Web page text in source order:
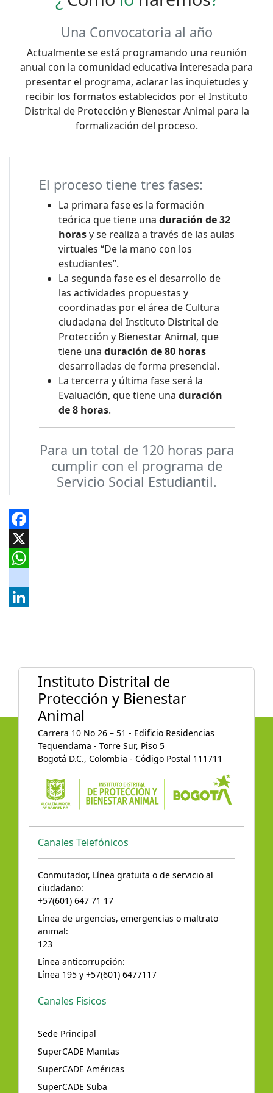
Una Convocatoria al año
Actualmente se está programando una reunión
anual con la comunidad educativa interesada para
presentar el programa, aclarar las inquietudes y
recibir los formatos establecidos por el Instituto
Distrital de Protección y Bienestar Animal para la
formalización del proceso.
El proceso tiene tres fases:
La primara fase es la formación
teórica que tiene una duración de 32
horasy se realiza a través de las aulas
virtuales “De la mano con los
estudiantes”.
La segunda fase es el desarrollo de
las actividades propuestas y
coordinadas por el área de Cultura
ciudadana del Instituto Distrital de
Protección y Bienestar Animal, que
tiene una duración de 80 horas
desarrolladas de forma presencial.
La tercerra y última fase será la
Evaluación, que tiene una duración
de 8 horas.
Para un total de 120 horas para
cumplir con el programa de
Servicio Social Estudiantil.
Facebook
X
instagram
Instituto Distrital de
Protección y Bienestar
Animal
Carrera 10 No 26 – 51 - Edificio Residencias
Tequendama - Torre Sur, Piso 5
Bogotá D.C., Colombia - Código Postal 111711
Canales Telefónicos
Conmutador, Línea gratuita o de servicio al
ciudadano:
+57(601) 647 71 17
Línea de urgencias, emergencias o maltrato
animal:
123
Línea anticorrupción:
Línea 195 y +57(601) 6477117
Canales Físicos
Sede Principal
SuperCADE Manitas
SuperCADE Américas
SuperCADE Suba